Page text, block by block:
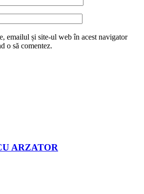
emailul și site-ul web în acest navigator
o să comentez.
ARZATOR